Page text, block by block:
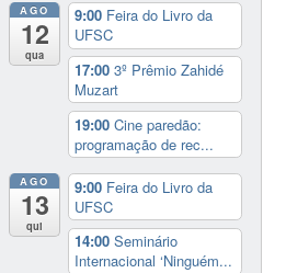
AGO
12
qua
9:00 Feira do Livro da
UFSC
17:003º Prêmio Zahidé
Muzart
19:00Cine paredão:
programação de rec...
AGO
13
qui
9:00 Feira do Livro da
UFSC
14:00Seminário
Internacional ‘Ninguém...